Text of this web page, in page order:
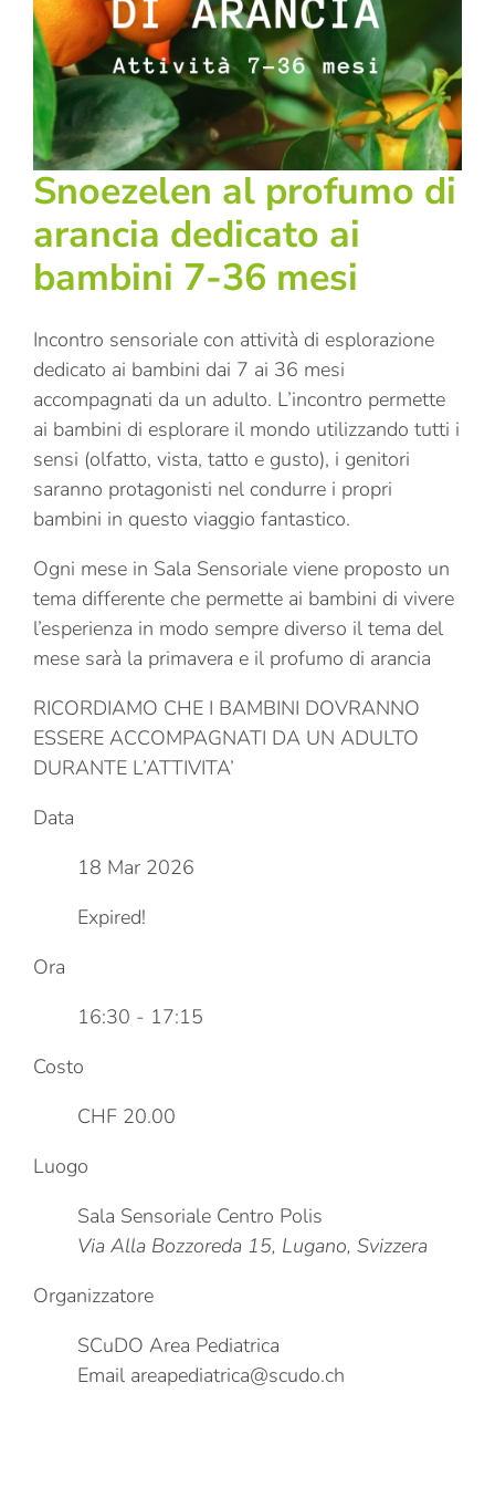
Snoezelen al profumo di
arancia dedicato ai
bambini 7-36 mesi
Incontro sensoriale con attività di esplorazione
dedicato ai bambini dai 7 ai 36 mesi
accompagnati da un adulto. L’incontro permette
ai bambini di esplorare il mondo utilizzando tutti i
sensi (olfatto, vista, tatto e gusto), i genitori
saranno protagonisti nel condurre i propri
bambini in questo viaggio fantastico.
Ogni mese in Sala Sensoriale viene proposto un
tema differente che permette ai bambini di vivere
l’esperienza in modo sempre diverso il tema del
mese sarà la primavera e il profumo di arancia
RICORDIAMO CHE I BAMBINI DOVRANNO
ESSERE ACCOMPAGNATI DA UN ADULTO
DURANTE L’ATTIVITA’
Data
18 Mar 2026
Expired!
Ora
16:30 - 17:15
Costo
CHF 20.00
Luogo
Sala Sensoriale Centro Polis
Via Alla Bozzoreda 15, Lugano, Svizzera
Organizzatore
SCuDO Area Pediatrica
Email areapediatrica@scudo.ch